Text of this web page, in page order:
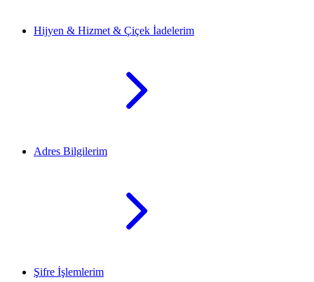
Hijyen & Hizmet & Çiçek İadelerim
Adres Bilgilerim
Şifre İşlemlerim